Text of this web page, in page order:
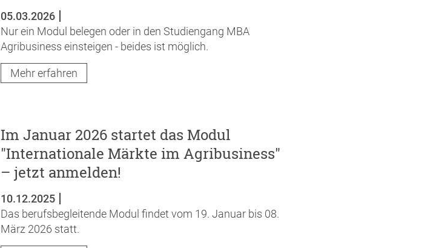
05.03.2026
Nur ein Modul belegen oder in den Studiengang MBA
Agribusiness einsteigen - beides ist möglich.
Mehr erfahren
Im Januar 2026 startet das Modul
"Internationale Märkte im Agribusiness"
– jetzt anmelden!
10.12.2025
Das berufsbegleitende Modul findet vom 19. Januar bis 08.
März 2026 statt.